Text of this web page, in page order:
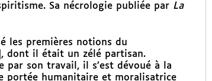
Sa nécrologie publiée par La
les premières notions du
dont il était un zélé partisan.
par son travail, il s’est dévoué à la
portée humanitaire et moralisatrice